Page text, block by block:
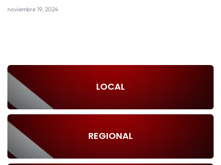
noviembre 19, 2024
LOCAL
REGIONAL